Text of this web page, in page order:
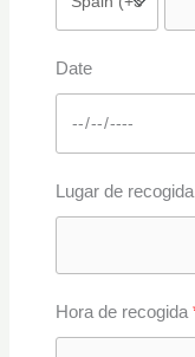
Date
Lugar de recogida
Hora de recogida